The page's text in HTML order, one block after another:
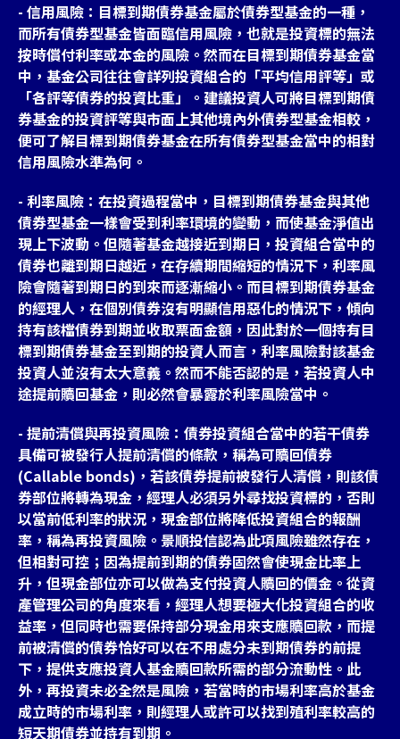
- 信用風險：目標到期債券基金屬於債券型基金的一種，
而所有債券型基金皆面臨信用風險，也就是投資標的無法
按時償付利率或本金的風險。然而在目標到期債券基金當
中，基金公司往往會詳列投資組合的「平均信用評等」或
「各評等債券的投資比重」。建議投資人可將目標到期債
券基金的投資評等與市面上其他境內外債券型基金相較，
便可了解目標到期債券基金在所有債券型基金當中的相對
信用風險水準為何。
- 利率風險：在投資過程當中，目標到期債券基金與其他
債券型基金一樣會受到利率環境的變動，而使基金淨值出
現上下波動。但隨著基金越接近到期日，投資組合當中的
債券也離到期日越近，在存續期間縮短的情況下，利率風
險會隨著到期日的到來而逐漸縮小。而目標到期債券基金
的經理人，在個別債券沒有明顯信用惡化的情況下，傾向
持有該檔債券到期並收取票面金額，因此對於一個持有目
標到期債券基金至到期的投資人而言，利率風險對該基金
投資人並沒有太大意義。然而不能否認的是，若投資人中
途提前贖回基金，則必然會暴露於利率風險當中。
- 提前清償與再投資風險：債券投資組合當中的若干債券
具備可被發行人提前清償的條款，稱為可贖回債券
(Callable bonds)，若該債券提前被發行人清償，則該債
券部位將轉為現金，經理人必須另外尋找投資標的，否則
以當前低利率的狀況，現金部位將降低投資組合的報酬
率，稱為再投資風險。景順投信認為此項風險雖然存在，
但相對可控；因為提前到期的債券固然會使現金比率上
升，但現金部位亦可以做為支付投資人贖回的價金。從資
產管理公司的角度來看，經理人想要極大化投資組合的收
益率，但同時也需要保持部分現金用來支應贖回款，而提
前被清償的債券恰好可以在不用處分未到期債券的前提
下，提供支應投資人基金贖回款所需的部分流動性。此
外，再投資未必全然是風險，若當時的市場利率高於基金
成立時的市場利率，則經理人或許可以找到殖利率較高的
短天期債券並持有到期。